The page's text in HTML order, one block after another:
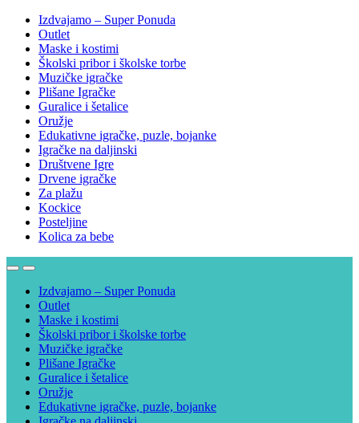
Izdvajamo – Super Ponuda
Outlet
Maske i kostimi
Školski pribor i školske torbe
Muzičke igračke
Plišane Igračke
Guralice i šetalice
Oružje
Edukativne igračke, puzle, bojanke
Igračke na daljinski
Društvene Igre
Drvene igračke
Za plažu
Kockice
Posteljine
Kolica za bebe
Izdvajamo – Super Ponuda
Outlet
Maske i kostimi
Školski pribor i školske torbe
Muzičke igračke
Plišane Igračke
Guralice i šetalice
Oružje
Edukativne igračke, puzle, bojanke